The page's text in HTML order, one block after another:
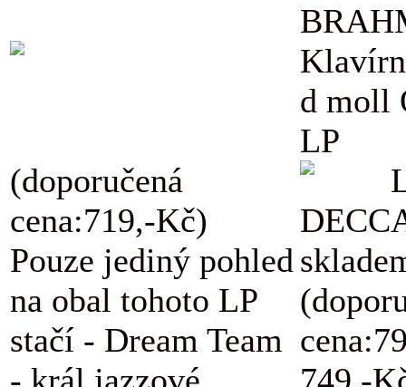
(doporučená
cena:719,-Kč)
Pouze jediný pohled
na obal tohoto LP
stačí - Dream Team
d moll
LP